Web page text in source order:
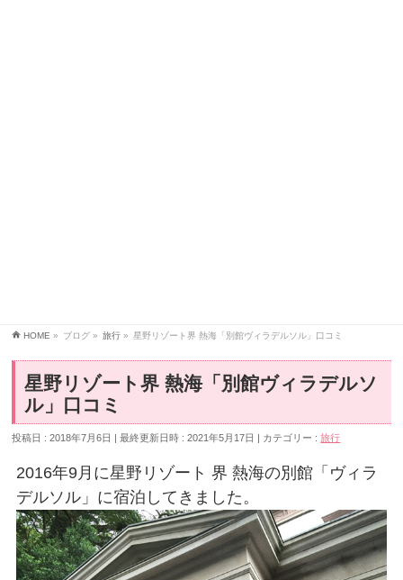
HOME » ブログ » 旅行 » 星野リゾート界 熱海「別館ヴィラデルソル」口コミ
星野リゾート界 熱海「別館ヴィラデルソ
ル」口コミ
投稿日 : 2018年7月6日 最終更新日時 : 2021年5月17日 カテゴリー :旅行
2016年9月に星野リゾート 界 熱海の別館「ヴィラ
デルソル」に宿泊してきました。